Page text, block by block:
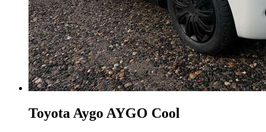
Toyota Aygo AYGO Cool